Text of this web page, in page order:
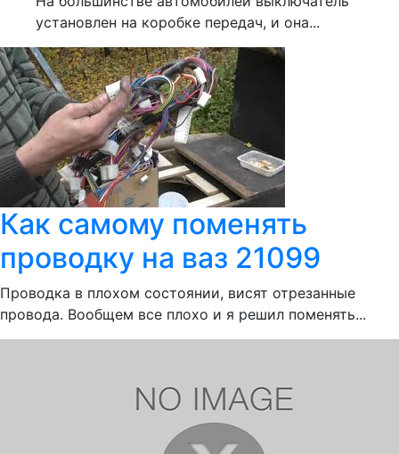
установлен на коробке передач, и она...
Как самому поменять
проводку на ваз 21099
Проводка в плохом состоянии, висят отрезанные
провода. Вообщем все плохо и я решил поменять...